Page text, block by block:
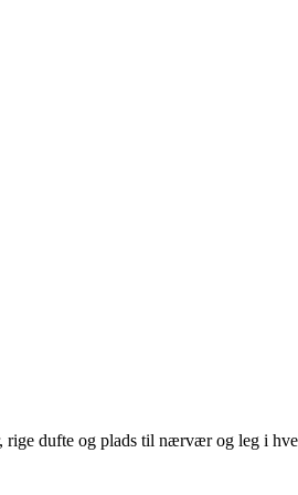
rige dufte og plads til nærvær og leg i